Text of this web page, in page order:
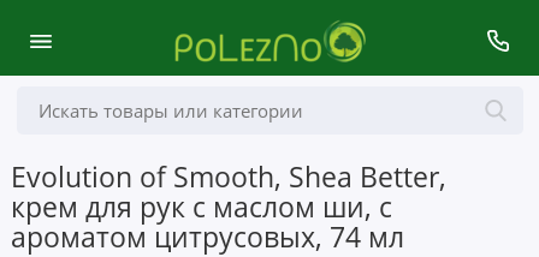
Evolution of Smooth, Shea Better,
крем для рук с маслом ши, с
ароматом цитрусовых, 74 мл